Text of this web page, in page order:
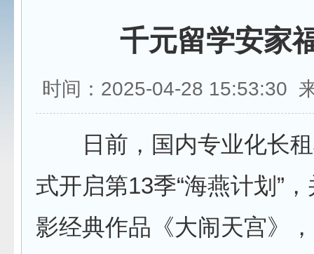
千元留学安家
时间：2025-04-28 15:53:30
日前，国内专业化长租
式开启第13季“海燕计划”
影经典作品《大闹天宫》